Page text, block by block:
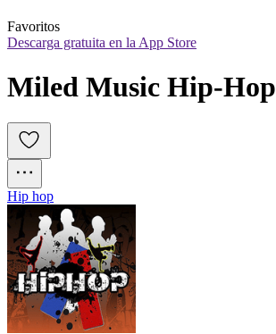
Favoritos
Descarga gratuita en la App Store
Miled Music Hip-Hop
Hip hop